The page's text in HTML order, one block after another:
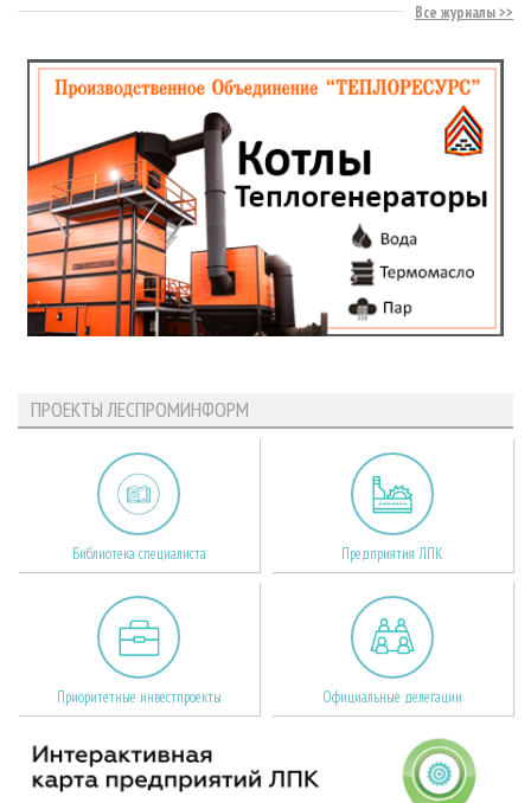
Все журналы
ПРОЕКТЫ ЛЕСПРОМИНФОРМ
Библиотека специалиста Предприятия ЛПК
Приоритетные инвестпроекты Официальные делегации